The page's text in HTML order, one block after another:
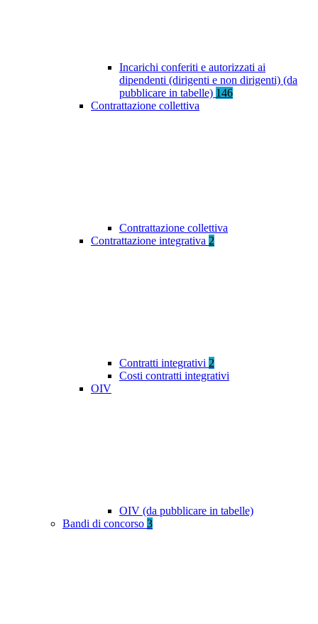
Incarichi conferiti e autorizzati ai
dipendenti (dirigenti e non dirigenti) (da
pubblicare in tabelle) 146
Contrattazione collettiva
Contrattazione collettiva
Contrattazione integrativa 2
Contratti integrativi 2
Costi contratti integrativi
OIV
OIV (da pubblicare in tabelle)
Bandi di concorso 3